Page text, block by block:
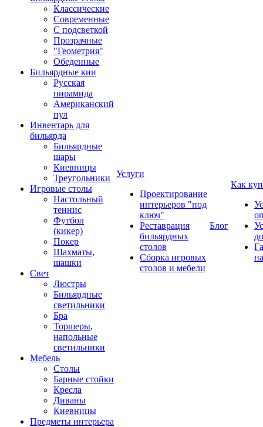
Классические
Современные
С подсветкой
Прозрачные
"Геометрия"
Обеденные
Бильярдные кии
Русская
пирамида
Американский
пул
Инвентарь для
бильярда
Бильярдные
шары
Киевницы
Треугольники
Игровые столы
Настольный
теннис
Футбол
(кикер)
Покер
Шахматы,
шашки
Свет
Люстры
Бильярдные
светильники
Бра
Торшеры,
напольные
светильники
Мебель
Столы
Барные стойки
Кресла
Диваны
Киевницы
Предметы интерьера
Услуги
Проектирование
интерьеров "под
ключ"
Реставрация
бильярдных
столов
Сборка игровых
столов и мебели
Блог
Как